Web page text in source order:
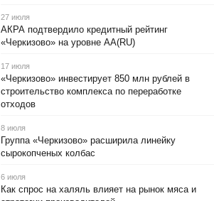
27 июля
АКРА подтвердило кредитный рейтинг
«Черкизово» на уровне АА(RU)
17 июля
«Черкизово» инвестирует 850 млн рублей в
строительство комплекса по переработке
отходов
8 июля
Группа «Черкизово» расширила линейку
сырокопченых колбас
6 июля
Как спрос на халяль влияет на рынок мяса и